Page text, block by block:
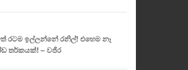
රටම ඉල්ලන්නේ රනිල්! එහෙම නෑ
තර්කයක්! – වජිර